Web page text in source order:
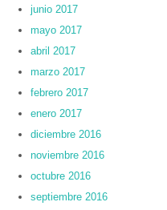
junio 2017
mayo 2017
abril 2017
marzo 2017
febrero 2017
enero 2017
diciembre 2016
noviembre 2016
octubre 2016
septiembre 2016